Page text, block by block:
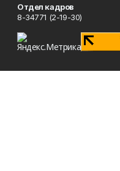
Отдел кадров
8-34771 (2-19-30)